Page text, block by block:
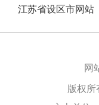
江苏省设区市网站
网
版权